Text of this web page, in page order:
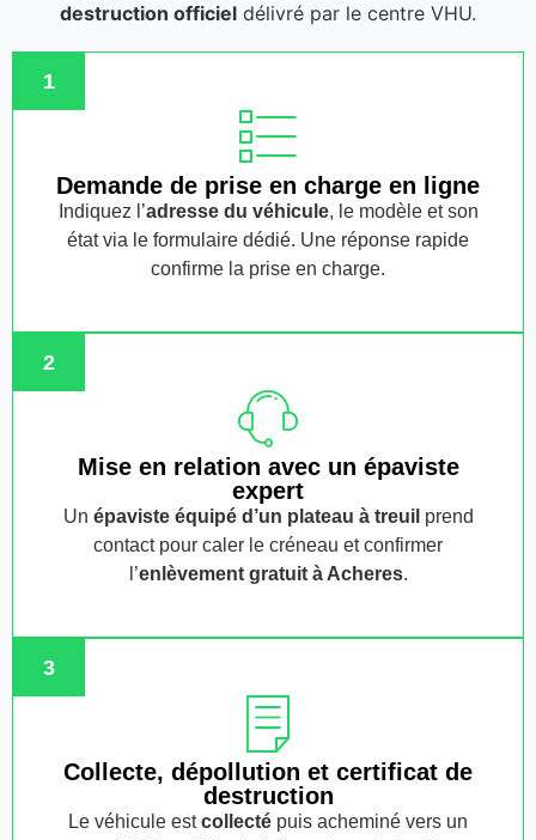
destruction officieldélivré par le centre VHU.
1
Demande de prise en charge en ligne
Indiquez l’adresse du véhicule, le modèle et son
état via le formulaire dédié. Une réponse rapide
confirme la prise en charge.
2
Mise en relation avec un épaviste
expert
Un épaviste équipé d’un plateau à treuil prend
contact pour caler le créneau et confirmer
l’enlèvement gratuit à Acheres.
3
Collecte, dépollution et certificat de
destruction
Le véhicule estcollecté puis acheminé vers un